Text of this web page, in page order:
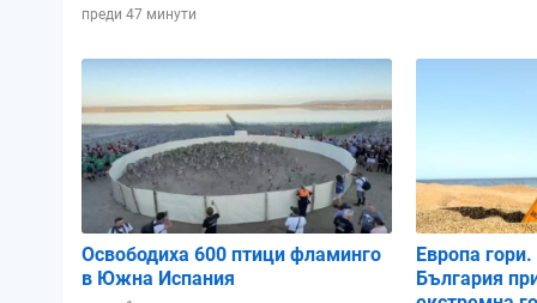
02:00 05:00 08:00
преди 47 минути
Освободиха 600 птици фламинго
в Южна Испания
Европа
България